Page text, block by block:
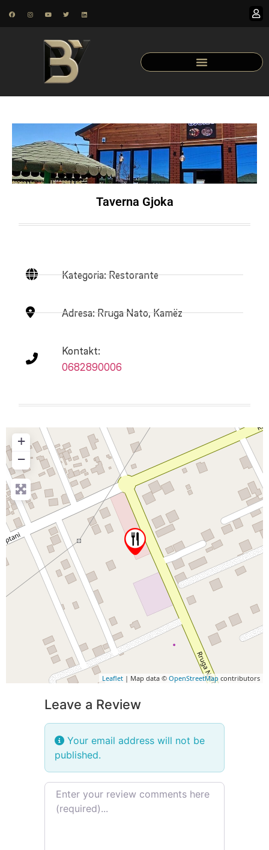
Taverna Gjoka
Kategoria: Restorante
Adresa:Rruga Nato, Kamëz
Kontakt:
0682890006
+
−
Leaflet | Map data © OpenStreetMap contributors
Leave a Review
Your email address will not be
published.
Review text